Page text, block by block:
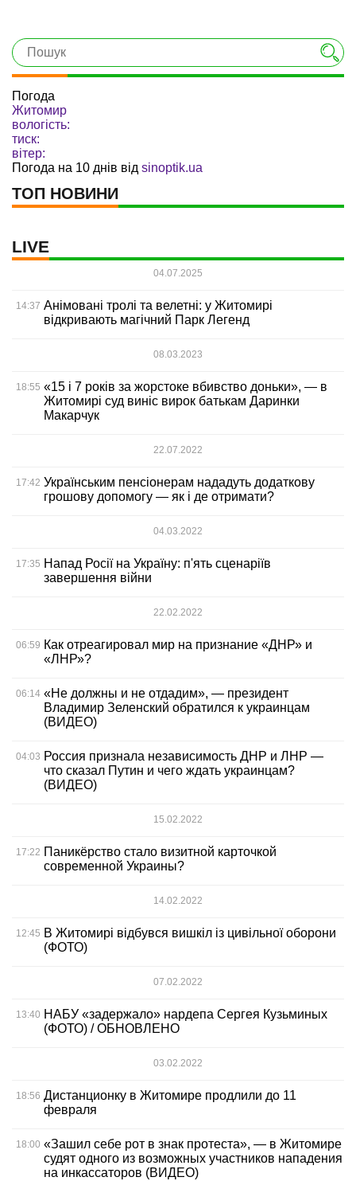
Погода
Житомир
вологість:
тиск:
вітер:
Погода на 10 днів від sinoptik.ua
ТОП НОВИНИ
LIVE
04.07.2025
14:37 Анімовані тролі та велетні: у Житомирі
відкривають магічний Парк Легенд
08.03.2023
18:55 «15 і 7 років за жорстоке вбивство доньки», — в
Житомирі суд виніс вирок батькам Даринки
Макарчук
22.07.2022
17:42 Українським пенсіонерам нададуть додаткову
грошову допомогу — як і де отримати?
04.03.2022
17:35 Напад Росії на Україну: п'ять сценаріїв
завершення війни
22.02.2022
06:59 Как отреагировал мир на признание «ДНР» и
«ЛНР»?
06:14 «Не должны и не отдадим», — президент
Владимир Зеленский обратился к украинцам
(ВИДЕО)
04:03 Россия признала независимость ДНР и ЛНР —
что сказал Путин и чего ждать украинцам?
(ВИДЕО)
15.02.2022
17:22 Паникёрство стало визитной карточкой
современной Украины?
14.02.2022
12:45 В Житомирі відбувся вишкіл із цивільної оборони
(ФОТО)
07.02.2022
13:40 НАБУ «задержало» нардепа Сергея Кузьминых
(ФОТО) / ОБНОВЛЕНО
03.02.2022
18:56 Дистанционку в Житомире продлили до 11
февраля
18:00 «Зашил себе рот в знак протеста», — в Житомире
судят одного из возможных участников нападения
на инкассаторов (ВИДЕО)